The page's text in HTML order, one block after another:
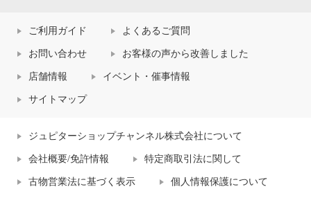
ご利用ガイド よくあるご質問
お問い合わせ お客様の声から改善しました
店舗情報 イベント・催事情報
サイトマップ
ジュピターショップチャンネル株式会社について
会社概要/免許情報 特定商取引法に関して
古物営業法に基づく表示 個人情報保護について